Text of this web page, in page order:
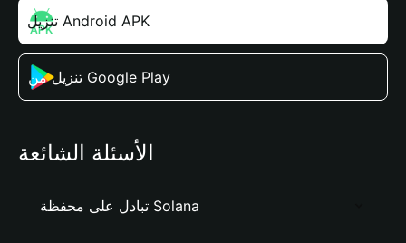
تنزيل Android APK
تنزيل من Google Play
الأسئلة الشائعة
تبادل على محفظة Solana